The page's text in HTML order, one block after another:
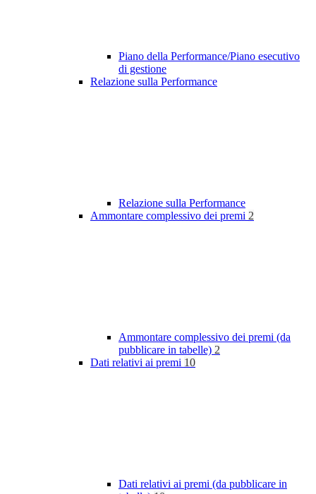
Piano della Performance/Piano esecutivo
di gestione
Relazione sulla Performance
Relazione sulla Performance
Ammontare complessivo dei premi 2
Ammontare complessivo dei premi (da
pubblicare in tabelle) 2
Dati relativi ai premi 10
Dati relativi ai premi (da pubblicare in